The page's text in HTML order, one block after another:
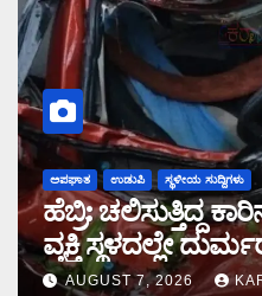
ಅಪಘಾತ ಉಡುಪಿ ಸ್ಥಳೀಯ ಸುದ್ದಿಗಳು
ಹೆಬ್ರಿ: ಚಲಿಸುತ್ತಿದ್ದ
ವ್ಯಕ್ತಿ ಸ್ಥಳದಲ್ಲೇ
ಕಾದಿದ್ದ ಜವರಾಯ
AUGUST 7, 2026